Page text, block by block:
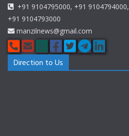
+91 9104795000, +91 9104794000,
+91 9104793000
manzilnews@gmail.com
Direction to Us